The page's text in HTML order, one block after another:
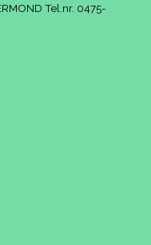
Tel.nr. 0475-